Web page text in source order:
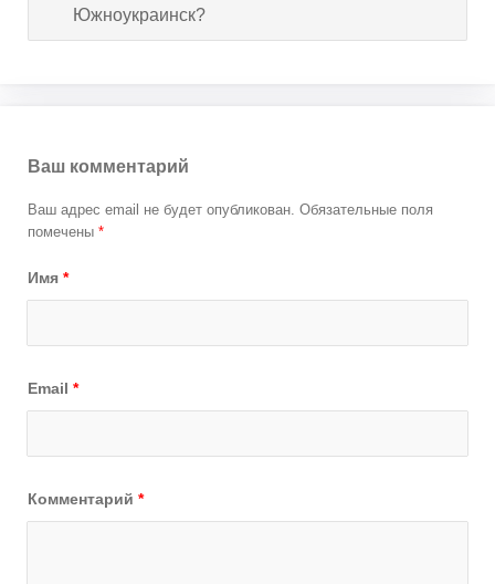
Южноукраинск?
Ваш комментарий
Ваш адрес email не будет опубликован. Обязательные поля
помечены *
Имя *
Email *
Комментарий *